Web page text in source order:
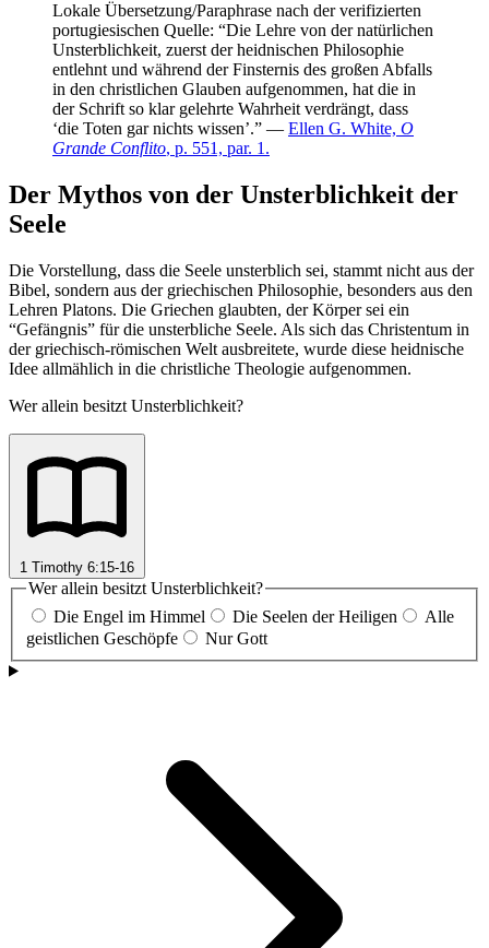
Lokale Übersetzung/Paraphrase nach der verifizierten
portugiesischen Quelle: “Die Lehre von der natürlichen
Unsterblichkeit, zuerst der heidnischen Philosophie
entlehnt und während der Finsternis des großen Abfalls
in den christlichen Glauben aufgenommen, hat die in
der Schrift so klar gelehrte Wahrheit verdrängt, dass
‘die Toten gar nichts wissen’.” — Ellen G. White, O
Grande Conflito, p. 551, par. 1.
Der Mythos von der Unsterblichkeit der
Seele
Die Vorstellung, dass die Seele unsterblich sei, stammt nicht aus der
Bibel, sondern aus der griechischen Philosophie, besonders aus den
Lehren Platons. Die Griechen glaubten, der Körper sei ein
“Gefängnis” für die unsterbliche Seele. Als sich das Christentum in
der griechisch-römischen Welt ausbreitete, wurde diese heidnische
Idee allmählich in die christliche Theologie aufgenommen.
Wer allein besitzt Unsterblichkeit?
1 Timothy 6:15-16
Wer allein besitzt Unsterblichkeit?
Die Engel im Himmel
Die Seelen der Heiligen
Alle
geistlichen Geschöpfe
Nur Gott